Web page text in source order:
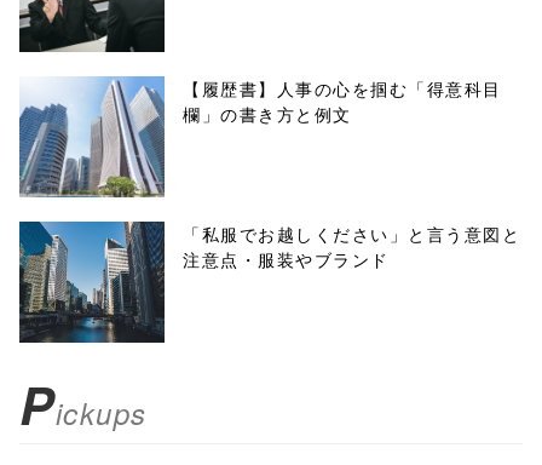
w.open(this.hre
f, 'Gwindow',
'width=550,
height=450,
menubar=no,
toolbar=no,
scrollbars=yes'
false;"> シェア
【履歴書】人事の心を掴む「得意科目
欄」の書き方と例文
「私服でお越しください」と言う意図と
注意点・服装やブランド
Pickups